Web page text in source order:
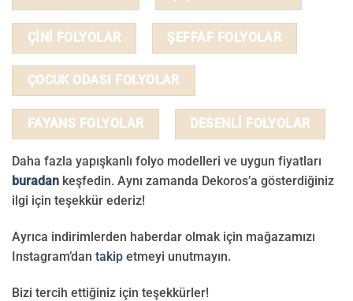
ÇİNİ FOLYOLAR ŞEFFAF FOLYOLAR
ÇOCUK ODASI FOLYOLAR
FAYANS FOLYOLAR DESENLİ FOLYOLAR
Daha fazla yapışkanlı folyo modelleri ve uygun fiyatları
buradan keşfedin. Aynı zamanda Dekoros’a gösterdiğiniz
ilgi için teşekkür ederiz!
Ayrıca indirimlerden haberdar olmak için mağazamızı
Instagram’dan takip etmeyi unutmayın.
Bizi tercih ettiğiniz için teşekkürler!